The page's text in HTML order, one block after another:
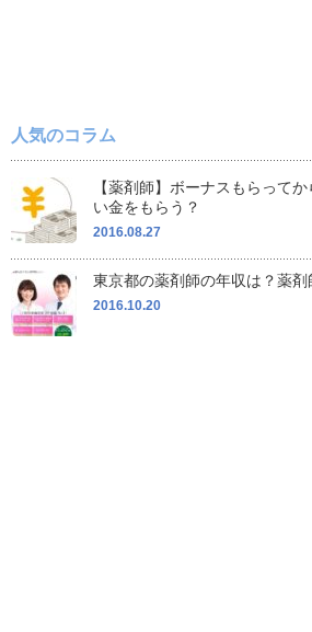
人気のコラム
【薬剤師】ボーナスもらって
い金をもらう？
2016.08.27
東京都の薬剤師の年収は？薬
2016.10.20